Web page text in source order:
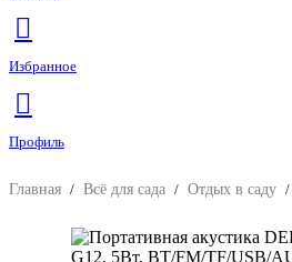
Избранное
Профиль
Главная / Всё для сада / Отдых в саду /